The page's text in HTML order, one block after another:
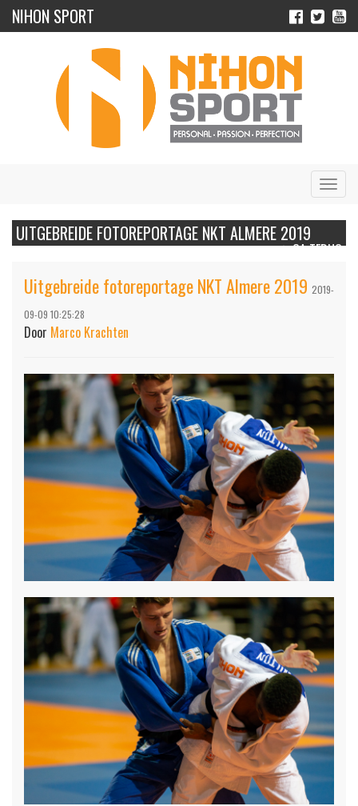
NIHON SPORT
UITGEBREIDE FOTOREPORTAGE NKT ALMERE 2019
GA TERUG
Uitgebreide fotoreportage NKT Almere 2019 2019-
09-09 10:25:28
Door Marco Krachten